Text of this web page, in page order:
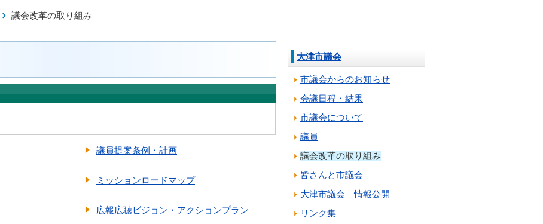
議会改革の取り組み
議員提案条例・計画
ミッションロードマップ
広報広聴ビジョン・アクションプラン
大津市議会
市議会からのお知らせ
会議日程・結果
市議会について
議員
議会改革の取り組み
皆さんと市議会
大津市議会 情報公開
リンク集